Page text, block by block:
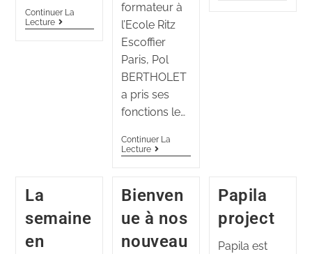
Continuer La
Lecture
formateur à
l’Ecole Ritz
Escoffier
Paris, Pol
BERTHOLET
a pris ses
fonctions le…
Continuer La
Lecture
La
semaine
en
Bienven
ue à nos
nouveau
Papila
project
Papila est